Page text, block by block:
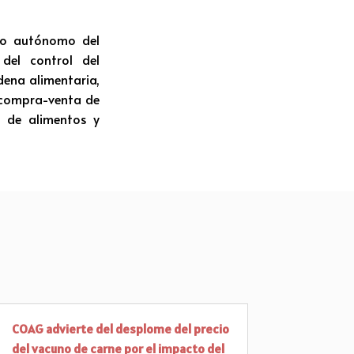
autónomo del
del control del
alimentaria,
venta de
de alimentos y
COAG advierte del desplome del precio
del vacuno de carne por el impacto del